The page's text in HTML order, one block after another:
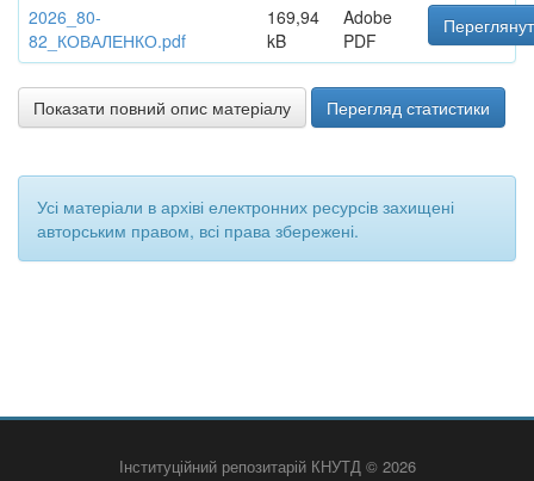
2026_80-
82_КОВАЛЕНКО.pdf
169,94
kB
Adobe
PDF
Показати повний опис матеріалу Перегляд статистики
Усі матеріали в архіві електронних ресурсів захищені
авторським правом, всі права збережені.
Інституційний репозитарій КНУТД © 2026